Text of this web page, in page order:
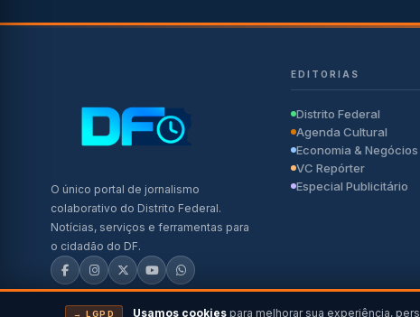
O único portal de jornalismo
colaborativo do Distrito Federal.
Notícias, serviços e ferramentas para
o cidadão do DF.
EDITORIAS
Distrito Federal
Agenda Cultural
Economia & Negócios
VC Repórter
Especial Publicitário
→ LGPD Usamos cookies para melhorar sua experiência,